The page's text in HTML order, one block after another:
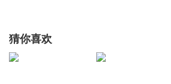
猜你喜欢